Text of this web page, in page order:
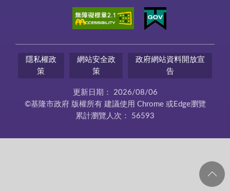
隱私權政
策
網站安全政
策
政府網站資料開放宣
告
更新日期： 2026/08/06
©基隆市政府 版權所有 建議使用 Chrome 或Edge瀏覽
累計瀏覽人次： 56593